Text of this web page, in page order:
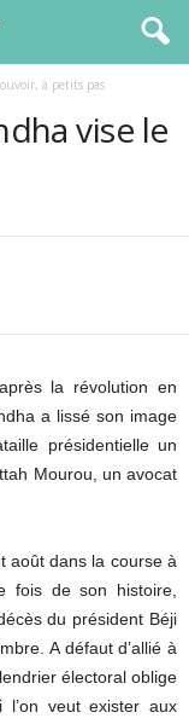
à petits pas
vise le
la révolution en
a lissé son image
présidentielle un
Mourou, un avocat
août dans la course à
fois de son histoire,
du président Béji
A défaut d’allié à
électoral oblige
veut exister aux